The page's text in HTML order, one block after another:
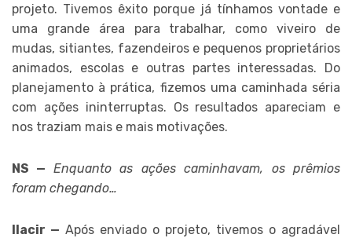
projeto. Tivemos êxito porque já tínhamos vontade e
uma grande área para trabalhar, como viveiro de
mudas, sitiantes, fazendeiros e pequenos proprietários
animados, escolas e outras partes interessadas. Do
planejamento à prática, fizemos uma caminhada séria
com ações ininterruptas. Os resultados apareciam e
nos traziam mais e mais motivações.
NS — Enquanto as ações caminhavam, os prêmios
foram chegando…
Ilacir — Após enviado o projeto, tivemos o agradável